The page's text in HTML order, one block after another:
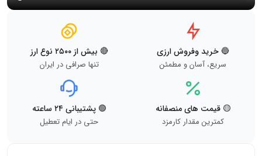
🔵 خرید وفروش ارزی
سریع، آسان و مطمئن
🔴 بیش از ۲۵۰۰ نوع ارز
تنها صرافی در ایران
🟡 قیمت های منصفانه
کمترین مقدار کارمزد
🟢 پشتیبانی ۲۴ ساعته
حتی در ایام تعطیل